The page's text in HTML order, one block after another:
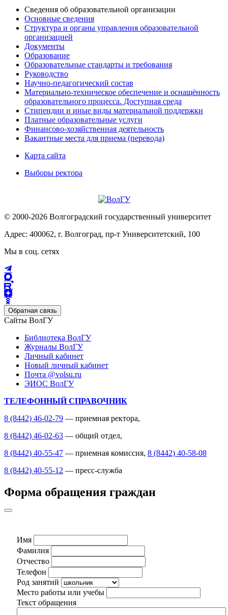
Сведения об образовательной организации
Основные сведения
Структура и органы управления образовательной
организацией
Документы
Образование
Образовательные стандарты и требования
Руководство
Научно-педагогический состав
Материально-техническое обеспечение и оснащённость
образовательного процесса. Доступная среда
Стипендии и иные виды материальной поддержки
Платные образовательные услуги
Финансово-хозяйственная деятельность
Вакантные места для приема (перевода)
Карта сайта
Выборы ректора
© 2000-2026 Волгоградский государственный университет
Адрес: 400062, г. Волгоград, пр-т Университетский, 100
Мы в соц. сетях
Обратная связь
Сайты ВолГУ
Библиотека ВолГУ
Журналы ВолГУ
Личный кабинет
Новый личный кабинет
Почта @volsu.ru
ЭИОС ВолГУ
ТЕЛЕФОННЫЙ СПРАВОЧНИК
8 (8442) 46-02-79 — приемная ректора,
8 (8442) 46-02-63 — общий отдел,
8 (8442) 40-55-47 — приемная комиссия, 8 (8442) 40-58-08
8 (8442) 40-55-12 — пресс-служба
Форма обращения граждан
Имя
Фамилия
Отчество
Телефон
Род занятий
Место работы или учебы
Текст обращения